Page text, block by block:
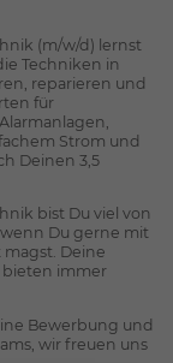
(m/w/d) lernst
Techniken in
reparieren und
für
Strom und
Deinen 3,5
bist Du viel von
Du gerne mit
Deine
bieten immer
Bewerbung und
wir freuen uns